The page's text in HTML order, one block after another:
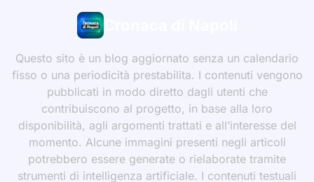
Cronaca di Napoli
Questo sito è un blog aggiornato senza un calendario
fisso o una periodicità prestabilita. I contenuti vengono
pubblicati in modo diretto dagli utenti che
contribuiscono al progetto, in base alla loro
disponibilità, agli argomenti trattati e all’interesse del
momento. Alcune immagini presenti negli articoli
potrebbero essere generate o rielaborate tramite
strumenti di intelligenza artificiale. I contenuti testuali